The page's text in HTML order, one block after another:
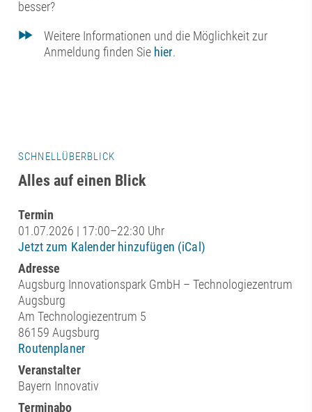
besser?
Weitere Informationen und die Möglichkeit zur
Anmeldung finden Sie hier.
SCHNELLÜBERBLICK
Alles auf einen Blick
Termin
01.07.2026 | 17:00–22:30 Uhr
Jetzt zum Kalender hinzufügen (iCal)
Adresse
Augsburg Innovationspark GmbH – Technologiezentrum
Augsburg
Am Technologiezentrum 5
86159 Augsburg
Routenplaner
Veranstalter
Bayern Innovativ
Terminabo